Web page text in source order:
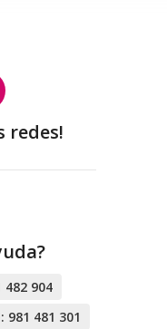
redes!
482 904
981 481 301